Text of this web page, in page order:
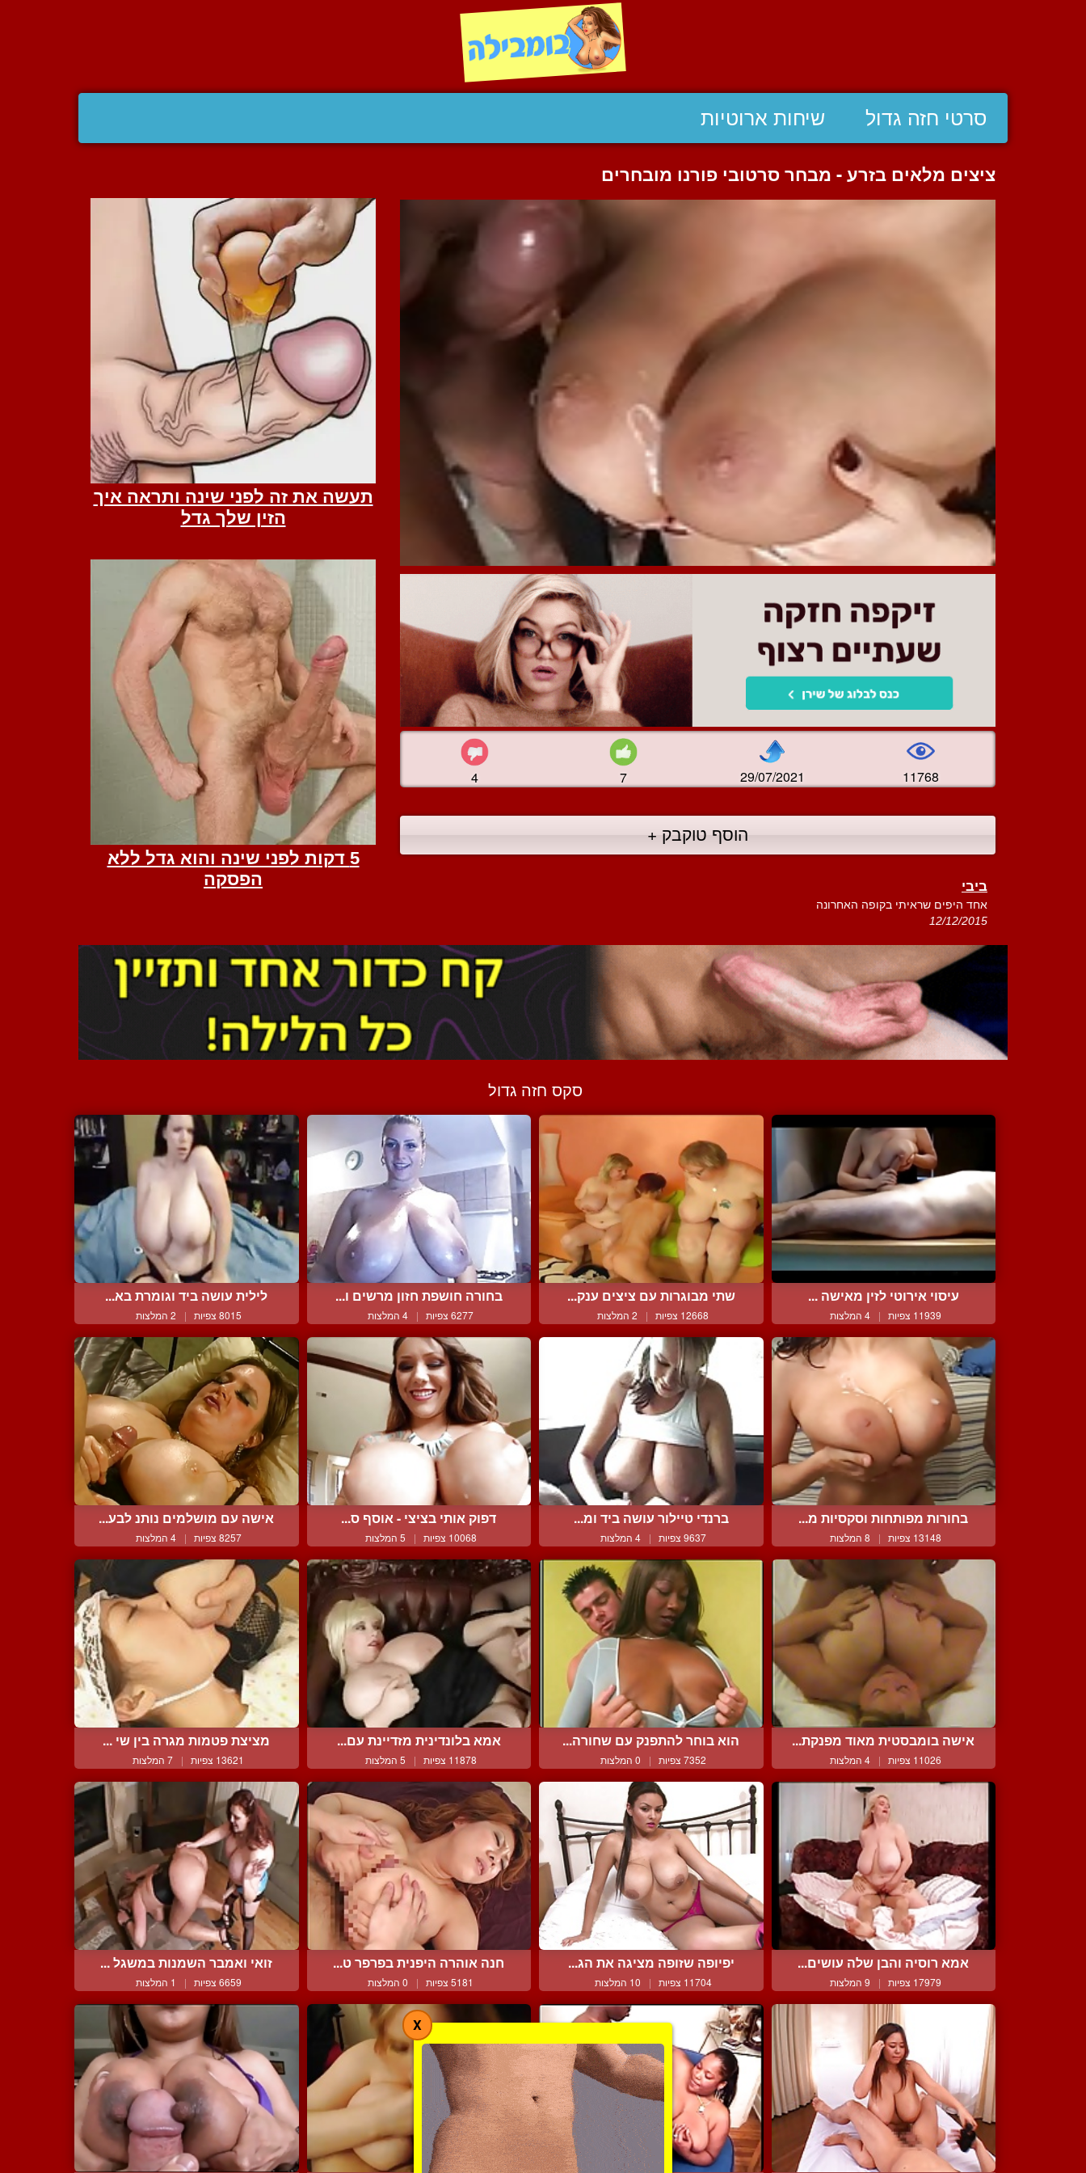
סרטי חזה גדול שיחות ארוטיות
ציצים מלאים בזרע - מבחר סרטובי פורנו מובחרים
4 7 29/07/2021 11768
הוסף טוקבק +
ביבי
אחד היפים שראיתי בקופה האחרונה
12/12/2015
סקס חזה גדול
עיסוי אירוטי לזין מאישה ...
11939 צפיות | 4 המלצות
שתי מבוגרות עם ציצים ענק...
12668 צפיות | 2 המלצות
בחורה חושפת חזון מרשים ו...
6277 צפיות | 4 המלצות
לילית עושה ביד וגומרת בא...
8015 צפיות | 2 המלצות
בחורות מפותחות וסקסיות מ...
13148 צפיות | 8 המלצות
ברנדי טיילור עושה ביד ומ...
9637 צפיות | 4 המלצות
דפוק אותי בציצי - אוסף ס...
10068 צפיות | 5 המלצות
אישה עם מושלמים נותנ לבע...
8257 צפיות | 4 המלצות
אישה בומבסטית מאוד מפנקת...
11026 צפיות | 4 המלצות
הוא בוחר להתפנק עם שחורה...
7352 צפיות | 0 המלצות
אמא בלונדינית מזדיינת עם...
11878 צפיות | 5 המלצות
מציצת פטמות מגרה בין שי ...
13621 צפיות | 7 המלצות
אמא רוסיה והבן שלה עושים...
17979 צפיות | 9 המלצות
יפיופה שזופה מציגה את הג...
11704 צפיות | 10 המלצות
חנה אוהרה היפנית בפרפר ט...
5181 צפיות | 0 המלצות
זואי ואמבר השמנות במשגל ...
6659 צפיות | 1 המלצות
X